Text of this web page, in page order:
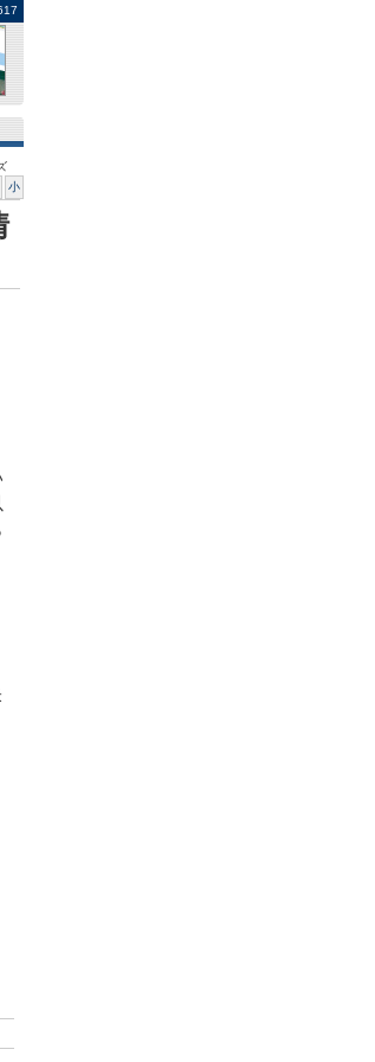
小